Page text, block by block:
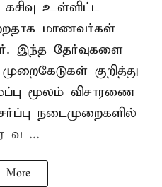
உள்ளிட்ட
மாணவர்கள்
இந்த தேர்வுகளை
குறித்து
மூலம் விசாரணை
நடைமுறைகளில்
வ ...
More